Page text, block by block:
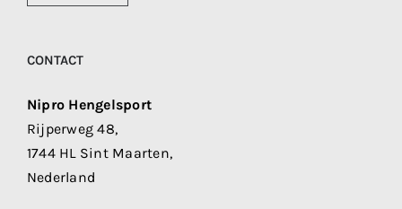
CONTACT
Nipro Hengelsport
Rijperweg 48,
1744 HL Sint Maarten,
Nederland